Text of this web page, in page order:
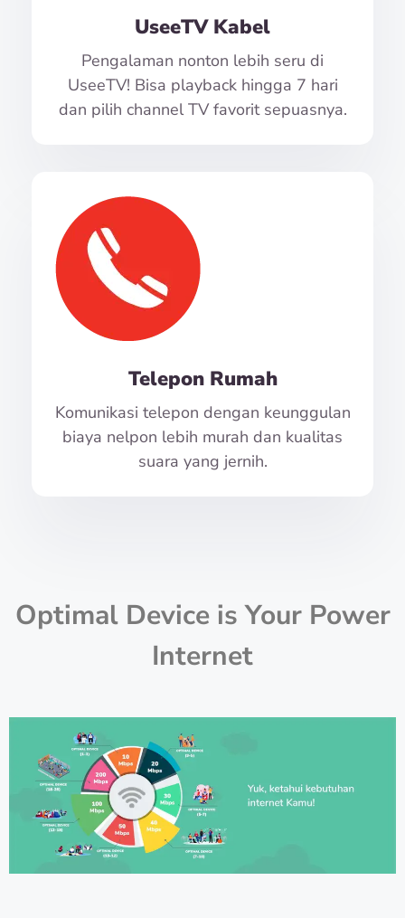
UseeTV Kabel
Pengalaman nonton lebih seru di
UseeTV! Bisa playback hingga 7 hari
dan pilih channel TV favorit sepuasnya.
Telepon Rumah
Komunikasi telepon dengan keunggulan
biaya nelpon lebih murah dan kualitas
suara yang jernih.
Optimal Device is Your Power
Internet